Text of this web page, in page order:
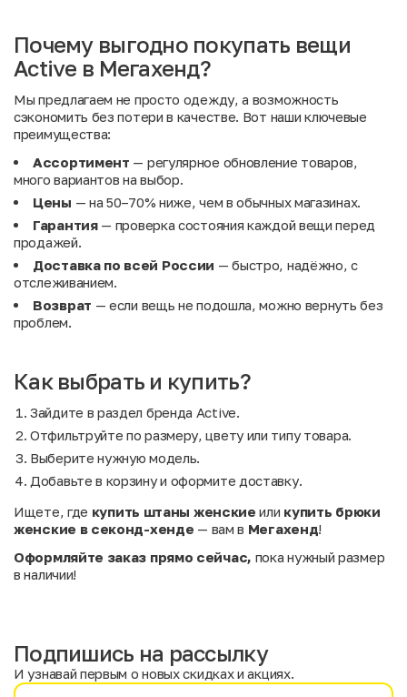
Почему выгодно покупать вещи
Active в Мегахенд?
Мы предлагаем не просто одежду, а возможность
сэкономить без потери в качестве. Вот наши ключевые
преимущества:
Ассортимент — регулярное обновление товаров,
много вариантов на выбор.
Цены — на 50–70% ниже, чем в обычных магазинах.
Гарантия— проверка состояния каждой вещи перед
продажей.
Доставка по всей России — быстро, надёжно, с
отслеживанием.
Возврат — если вещь не подошла, можно вернуть без
проблем.
Как выбрать и купить?
Зайдите в раздел бренда Active.
Отфильтруйте по размеру, цвету или типу товара.
Выберите нужную модель.
Добавьте в корзину и оформите доставку.
Ищете, где купить штаны женские или купить брюки
женские в секонд-хенде — вам в Мегахенд!
Оформляйте заказ прямо сейчас, пока нужный размер
в наличии!
Подпишись на рассылку
И узнавай первым о новых скидках и акциях.